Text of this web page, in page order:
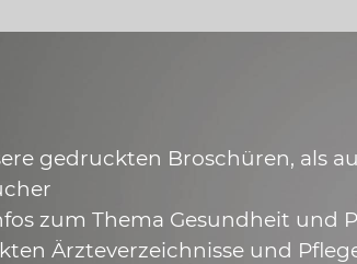
gedruckten Broschüren, als
zum Thema Gesundheit und
Ärzteverzeichnisse und